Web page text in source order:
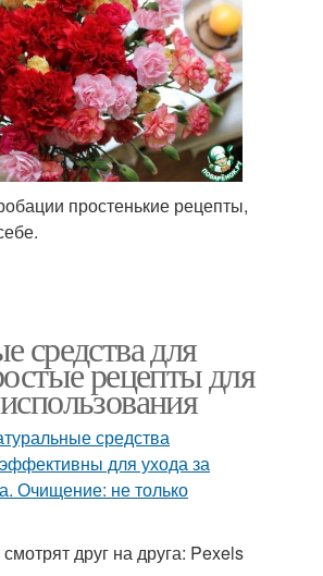
простенькие рецепты,
средства для
рецепты для
друг на друга: Pexels